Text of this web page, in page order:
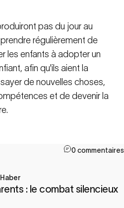
pas du jour au
régulièrement de
les enfants à adopter un
afin qu'ils aient la
de nouvelles choses,
et de devenir la
0 commentaires
: le combat silencieux